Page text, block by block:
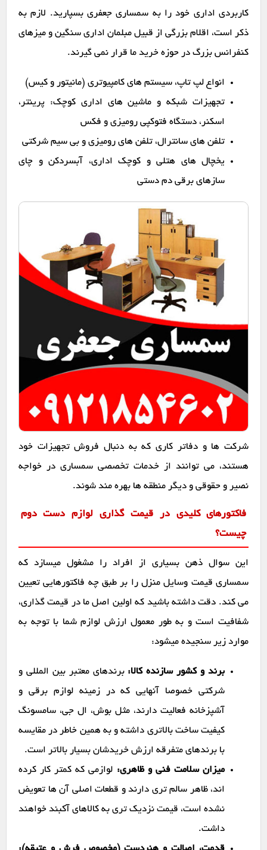
کاربردی اداری خود را به سمساری جعفری بسپارید. لازم به
ذکر است، اقلام بزرگی از قبیل مبلمان اداری سنگین و میزهای
کنفرانس بزرگ در حوزه خرید ما قرار نمی گیرند.
انواع لپ تاپ، سیستم های کامپیوتری (مانیتور و کیس)
تجهیزات شبکه و ماشین های اداری کوچک: پرینتر،
اسکنر، دستگاه فتوکپی رومیزی و فکس
تلفن های سانترال، تلفن های رومیزی و بی سیم شرکتی
یخچال های هتلی و کوچک اداری، آبسردکن و چای
سازهای برقی دم دستی
شرکت ها و دفاتر کاری که به دنبال فروش تجهیزات خود
هستند، می توانند از خدمات تخصصی سمساری در خواجه
نصیر و حقوقی و دیگر منطقه ها بهره مند شوند.
فاکتورهای کلیدی در قیمت گذاری لوازم دست دوم
چیست؟
این سوال ذهن بسیاری از افراد را مشغول میسازد که
سمساری قیمت وسایل منزل را بر طبق چه فاکتورهایی تعیین
می کند. دقت داشته باشید که اولین اصل ما در قیمت گذاری،
شفافیت است و به طور معمول ارزش لوازم شما با توجه به
موارد زیر سنجیده میشود:
برند و کشور سازنده کالا: برندهای معتبر بین المللی و
شرکتی خصوصا آنهایی که در زمینه لوازم برقی و
آشپزخانه فعالیت دارند، مثل بوش، ال جی، سامسونگ
کیفیت ساخت بالاتری داشته و به همین خاطر در مقایسه
با برندهای متفرقه ارزش خریدشان بسیار بالاتر است.
میزان سلامت فنی و ظاهری: لوازمی که کمتر کار کرده
اند، ظاهر سالم تری دارند و قطعات اصلی آن ها تعویض
نشده است، قیمت نزدیک تری به کالاهای آکبند خواهند
داشت.